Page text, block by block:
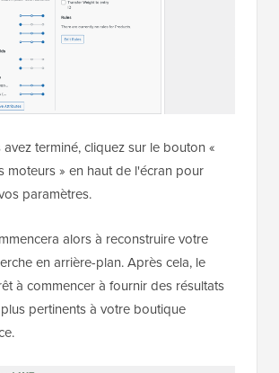
terminé, cliquez sur le bouton «
moteurs » en haut de l'écran pour
paramètres.
alors à reconstruire votre
en arrière-plan. Après cela, le
à commencer à fournir des résultats
pertinents à votre boutique